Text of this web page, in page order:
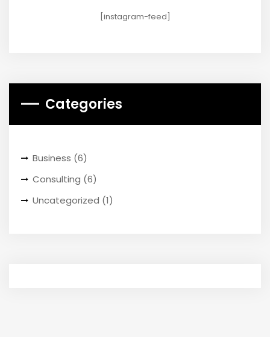
[instagram-feed]
Categories
Business (6)
Consulting (6)
Uncategorized (1)